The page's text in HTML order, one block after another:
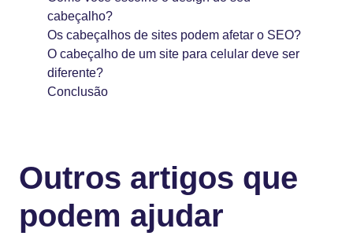
cabeçalho?
Os cabeçalhos de sites podem afetar o SEO?
O cabeçalho de um site para celular deve ser
diferente?
Conclusão
Outros artigos que
podem ajudar